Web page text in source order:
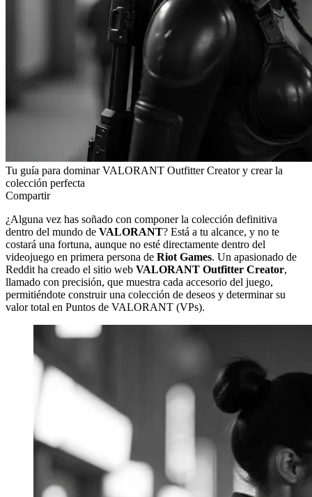
Tu guía para dominar VALORANT Outfitter Creator y crear la
colección perfecta
Compartir
¿Alguna vez has soñado con componer la colección definitiva
dentro del mundo de VALORANT? Está a tu alcance, y no te
costará una fortuna, aunque no esté directamente dentro del
videojuego en primera persona de Riot Games. Un apasionado de
Reddit ha creado el sitio web VALORANT Outfitter Creator,
llamado con precisión, que muestra cada accesorio del juego,
permitiéndote construir una colección de deseos y determinar su
valor total en Puntos de VALORANT (VPs).